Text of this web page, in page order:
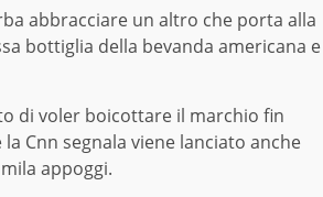
abbracciare un altro che porta alla
bottiglia della bevanda americana e
di voler boicottare il marchio fin
Cnn segnala viene lanciato anche
appoggi.